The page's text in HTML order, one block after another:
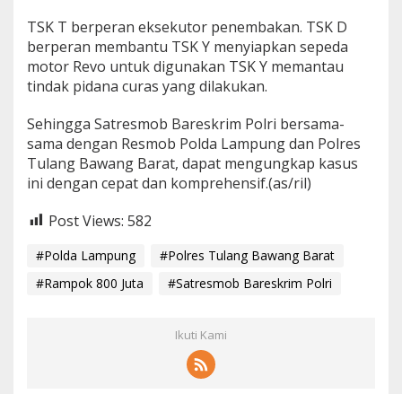
TSK T berperan eksekutor penembakan. TSK D
berperan membantu TSK Y menyiapkan sepeda
motor Revo untuk digunakan TSK Y memantau
tindak pidana curas yang dilakukan.
Sehingga Satresmob Bareskrim Polri bersama-
sama dengan Resmob Polda Lampung dan Polres
Tulang Bawang Barat, dapat mengungkap kasus
ini dengan cepat dan komprehensif.(as/ril)
Post Views: 582
#Polda Lampung
#Polres Tulang Bawang Barat
#Rampok 800 Juta
#Satresmob Bareskrim Polri
Ikuti Kami